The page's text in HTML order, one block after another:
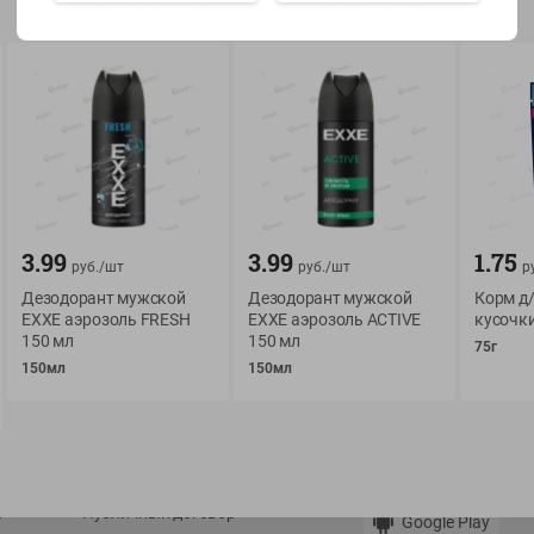
О сервисе
Оплата
Условия доставки
Мой Green
История покупок
Мои товары
Обратная связь
Google Play
3.99 руб./шт
Дезодорант мужской
EXXE аэрозоль FRESH
150 мл
150мл
3.99 руб./шт
Дезодорант мужской
EXXE аэрозоль ACTIVE
150 мл
150мл
1.75
Корм
75г